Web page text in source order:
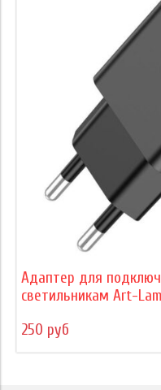
Адаптер для
светильникам Art-
250 руб